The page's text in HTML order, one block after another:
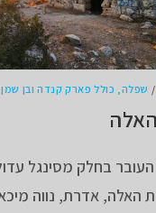
/ שפלה, כולל פארק קנדה ובן שמן
בחלק מסינגל
האלה, אדרת, נווה